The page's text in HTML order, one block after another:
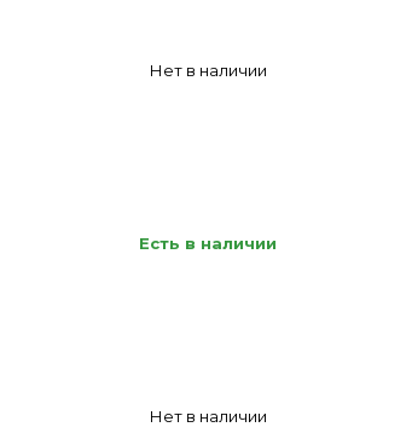
Нет в наличии
Есть в наличии
Нет в наличии